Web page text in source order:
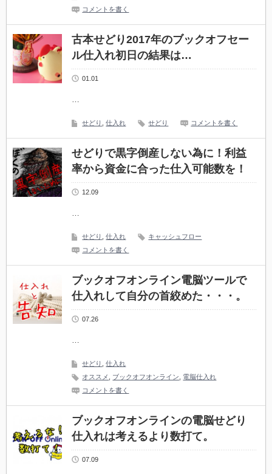
コメントを書く
古本せどり2017年のブックオフセー
ル仕入れ初日の結果は…
01.01
…
せどり ,仕入れ せどり コメントを書く
せどりで黒字倒産しない為に！利益
率から資金に合った仕入可能数を！
12.09
…
せどり ,仕入れ
キャッシュフロー
コメントを書く
ブックオフオンライン電脳ツールで
仕入れして自分の首絞めた・・・。
07.26
…
せどり ,仕入れ
オススメ
ブックオフオンライン
電脳仕入れ
コメントを書く
ブックオフオンラインの電脳せどり
仕入れは考えるより数打て。
07.09